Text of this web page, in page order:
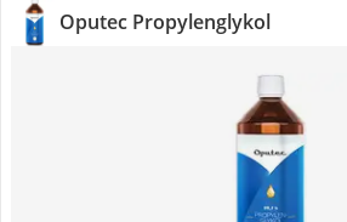
Oputec Propylenglykol